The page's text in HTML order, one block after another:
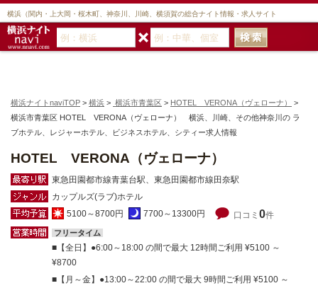
横浜（関内・上大岡・桜木町、神奈川、川崎、横須賀の総合ナイト情報・求人サイト
横浜ナイトnaviTOP > 横浜 > 横浜市青葉区 > HOTEL VERONA（ヴェローナ）
>
横浜市青葉区 HOTEL VERONA（ヴェローナ） 横浜、川崎、その他神奈川の ラ
ブホテル、レジャーホテル、ビジネスホテル、シティー求人情報
HOTEL VERONA（ヴェローナ）
東急田園都市線青葉台駅、東急田園都市線田奈駅
カップルズ(ラブ)ホテル
5100～8700円
7700～13300円 口コミ 0件
フリータイム
【全日】●6:00～18:00 の間で最大 12時間ご利用 ¥5100 ～
¥8700
【月～金】●13:00～22:00 の間で最大 9時間ご利用 ¥5100 ～